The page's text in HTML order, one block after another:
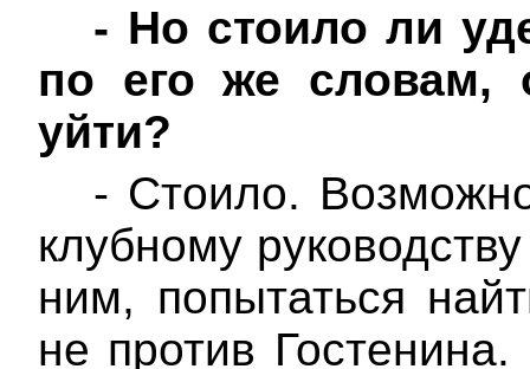
- Но стоило ли
по его же словам,
уйти?
- Стоило.
клубному
ним, попытаться
не против Гостенина.